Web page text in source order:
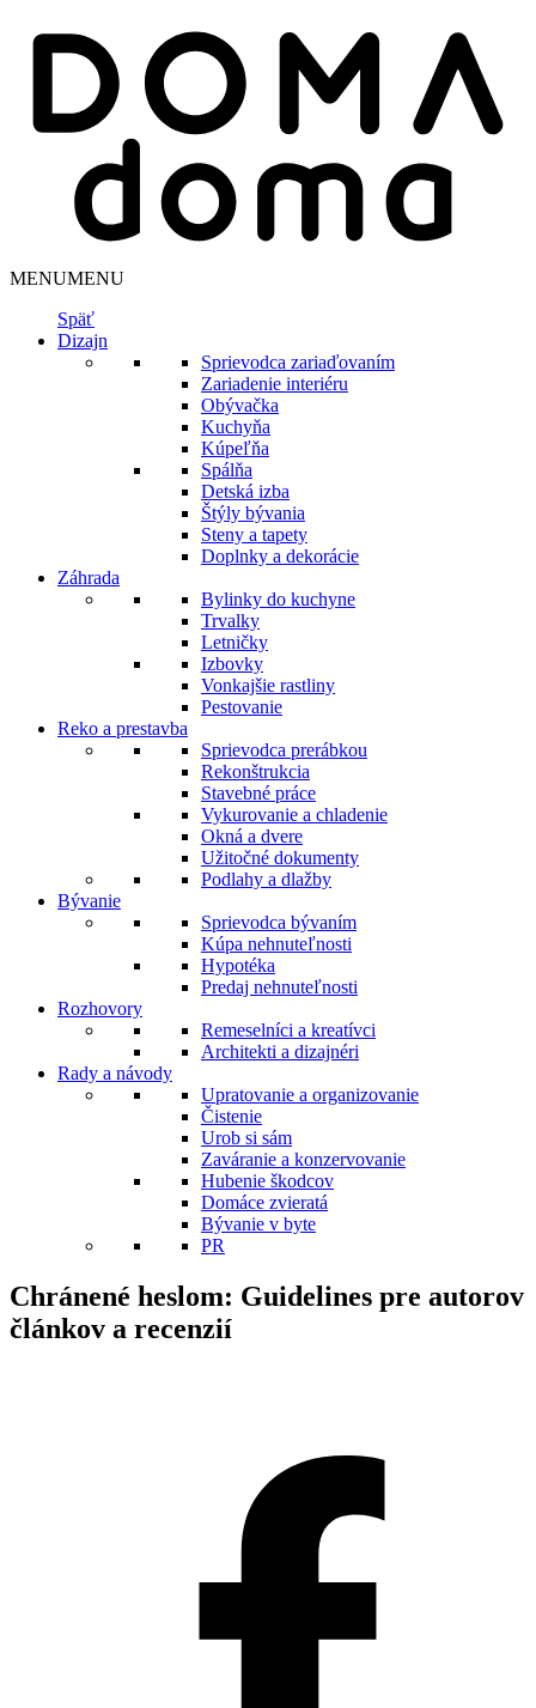
MENUMENU
Späť
Dizajn
Sprievodca zariaďovaním
Zariadenie interiéru
Obývačka
Kuchyňa
Kúpeľňa
Spálňa
Detská izba
Štýly bývania
Steny a tapety
Doplnky a dekorácie
Záhrada
Bylinky do kuchyne
Trvalky
Letničky
Izbovky
Vonkajšie rastliny
Pestovanie
Reko a prestavba
Sprievodca prerábkou
Rekonštrukcia
Stavebné práce
Vykurovanie a chladenie
Okná a dvere
Užitočné dokumenty
Podlahy a dlažby
Bývanie
Sprievodca bývaním
Kúpa nehnuteľnosti
Hypotéka
Predaj nehnuteľnosti
Rozhovory
Remeselníci a kreatívci
Architekti a dizajnéri
Rady a návody
Upratovanie a organizovanie
Čistenie
Urob si sám
Zaváranie a konzervovanie
Hubenie škodcov
Domáce zvieratá
Bývanie v byte
PR
Chránené heslom: Guidelines pre autorov
článkov a recenzií